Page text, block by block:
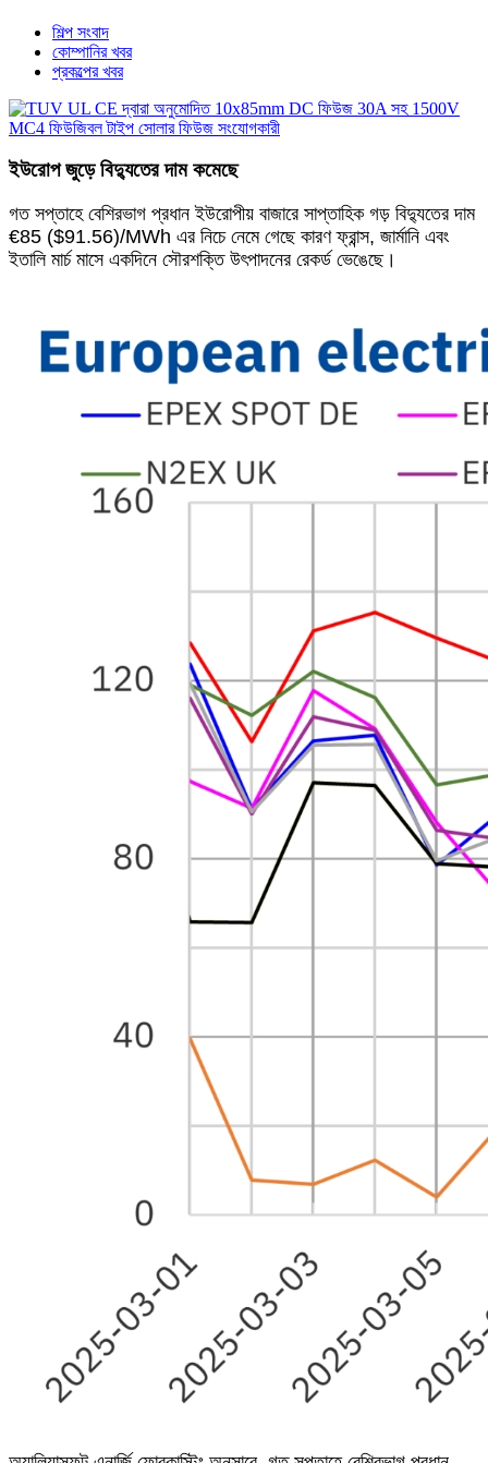
শিল্প সংবাদ
কোম্পানির খবর
প্রকল্পের খবর
ইউরোপ জুড়ে বিদ্যুতের দাম কমেছে
গত সপ্তাহে বেশিরভাগ প্রধান ইউরোপীয় বাজারে সাপ্তাহিক গড় বিদ্যুতের দাম
€85 ($91.56)/MWh এর নিচে নেমে গেছে কারণ ফ্রান্স, জার্মানি এবং
ইতালি মার্চ মাসে একদিনে সৌরশক্তি উৎপাদনের রেকর্ড ভেঙেছে।